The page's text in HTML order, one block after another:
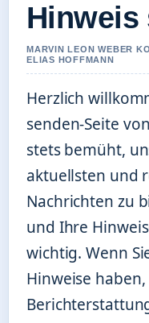
Hinweis
MARVIN LEON WEBER
ELIAS HOFFMANN
Herzlich
senden-Seite
stets bemüht,
aktuellsten und
Nachrichten zu
und Ihre
wichtig. Wenn
Hinweise